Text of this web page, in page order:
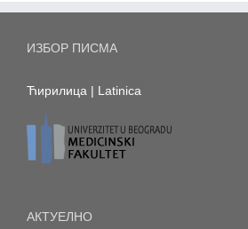
ИЗБОР ПИСМА
Ћирилица | Latinica
АКТУЕЛНО